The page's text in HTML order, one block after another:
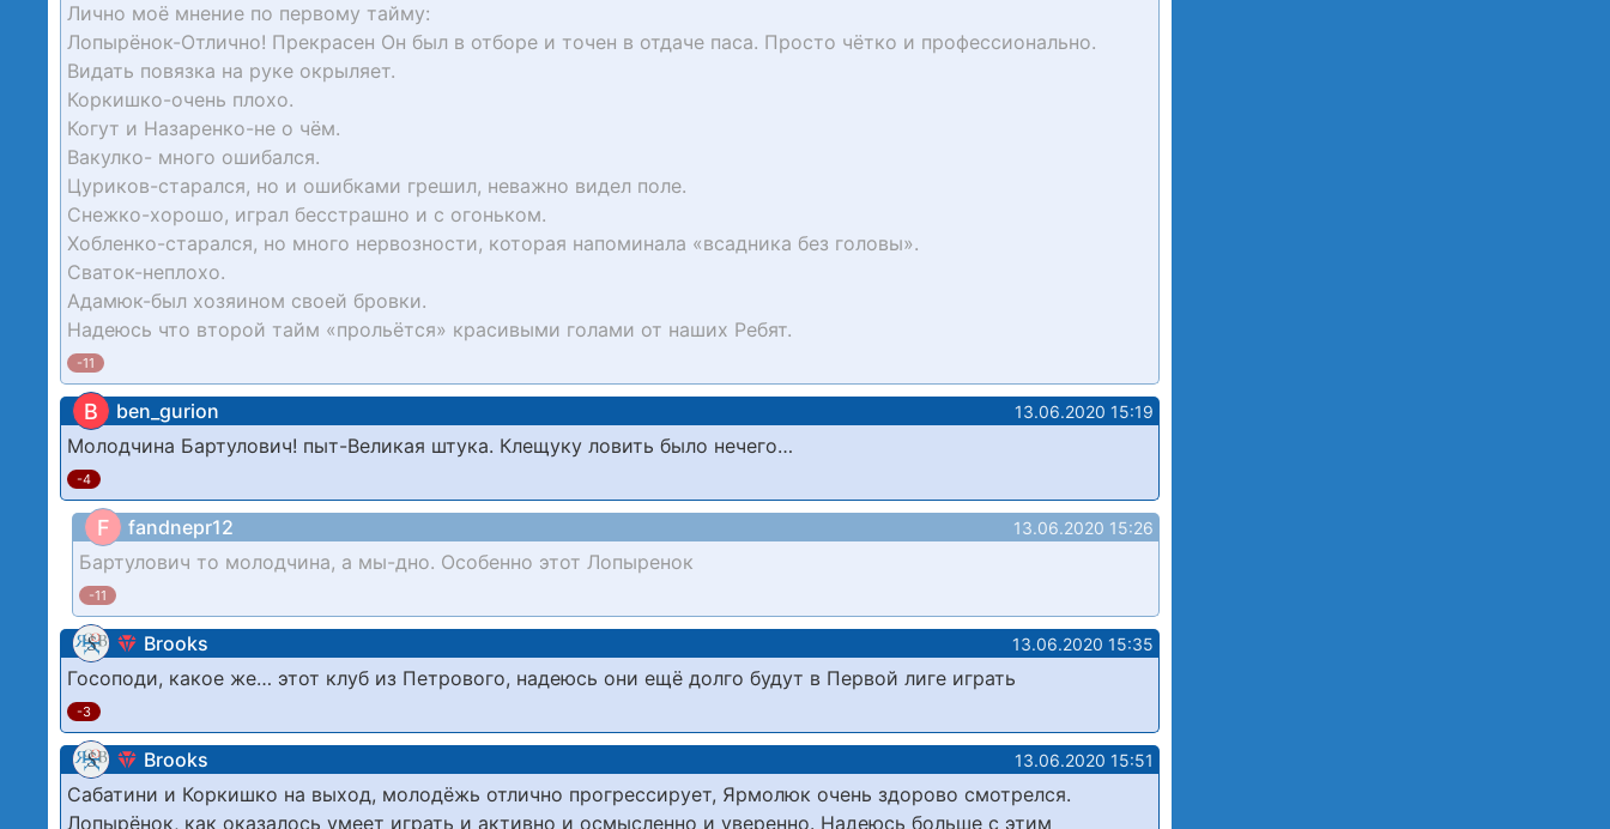
Лично моё мнение по первому тайму:
Лопырёнок-Отлично! Прекрасен Он был в отборе и точен в отдаче паса. Просто чётко и профессионально.
Видать повязка на руке окрыляет.
Коркишко-очень плохо.
Когут и Назаренко-не о чём.
Вакулко- много ошибался.
Цуриков-старался, но и ошибками грешил, неважно видел поле.
Снежко-хорошо, играл бесстрашно и с огоньком.
Хобленко-старался, но много нервозности, которая напоминала «всадника без головы».
Сваток-неплохо.
Адамюк-был хозяином своей бровки.
Надеюсь что второй тайм «прольётся» красивыми голами от наших Ребят.
-11
B ben_gurion 13.06.2020 15:19
Молодчина Бартулович! пыт-Великая штука. Клещуку ловить было нечего…
-4
F fandnepr12 13.06.2020 15:26
Бартулович то молодчина, а мы-дно. Особенно этот Лопыренок
-11
Brooks 13.06.2020 15:35
Госоподи, какое же… этот клуб из Петрового, надеюсь они ещё долго будут в Первой лиге играть
-3
Brooks 13.06.2020 15:51
Сабатини и Коркишко на выход, молодёжь отлично прогрессирует, Ярмолюк очень здорово смотрелся.
Лопырёнок, как оказалось умеет играть и активно и осмысленно и уверенно. Надеюсь больше с этим